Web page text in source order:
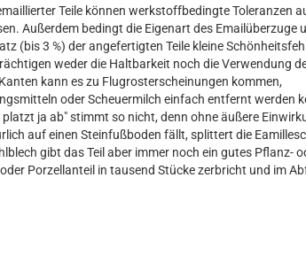
Teile können werkstoffbedingte Toleranzen
Außerdem bedingt die Eigenart des Emailüberzuge
(bis 3 %) der angefertigten Teile kleine
weder die Haltbarkeit noch die Verwendung
kann es zu Flugrosterscheinungen kommen,
oder Scheuermilch einfach entfernt werden
ja ab" stimmt so nicht, denn ohne äußere
auf einen Steinfußboden fällt, splittert die
gibt das Teil aber immer noch ein gutes Pflanz-
Porzellanteil in tausend Stücke zerbricht und im